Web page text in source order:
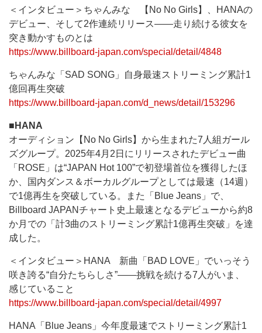
＜インタビュー＞ちゃんみな 【No No Girls】、HANAの
デビュー、そして2作連続リリース――走り続ける彼女を
突き動かすものとは
https://www.billboard-japan.com/special/detail/4848
ちゃんみな「SAD SONG」自身最速ストリーミング累計1
億回再生突破
https://www.billboard-japan.com/d_news/detail/153296
■HANA
オーディション【No No Girls】から生まれた7人組ガール
ズグループ。2025年4月2日にリリースされたデビュー曲
「ROSE」は“JAPAN Hot 100”で初登場首位を獲得したほ
か、国内ダンス＆ボーカルグループとしては最速（14週）
で1億再生を突破している。また「Blue Jeans」で、
Billboard JAPANチャート史上最速となるデビューから約8
か月での「計3曲のストリーミング累計1億再生突破」を達
成した。
＜インタビュー＞HANA 新曲「BAD LOVE」でいっそう
咲き誇る“自分たちらしさ”――挑戦を続ける7人がいま、
感じていること
https://www.billboard-japan.com/special/detail/4997
HANA「Blue Jeans」今年度最速でストリーミング累計1